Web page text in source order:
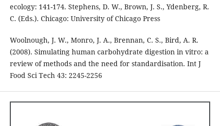
ecology: 141-174. Stephens, D. W., Brown, J. S., Ydenberg, R.
C. (Eds.). Chicago: University of Chicago Press
Woolnough, J. W., Monro, J. A., Brennan, C. S., Bird, A. R.
(2008). Simulating human carbohydrate digestion in vitro: a
review of methods and the need for standardisation. Int J
Food Sci Tech 43: 2245-2256